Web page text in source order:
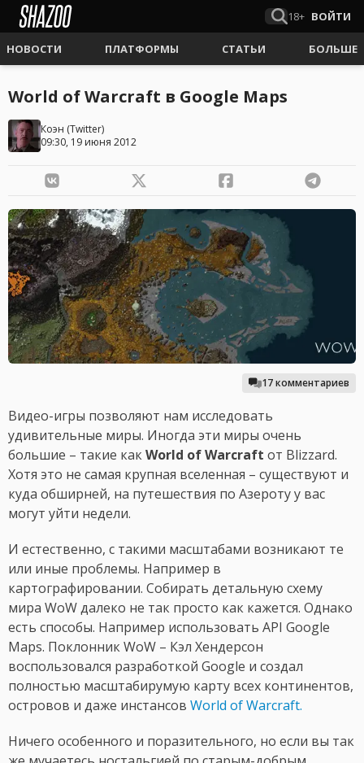
18+ ВОЙТИ
НОВОСТИ ПЛАТФОРМЫ СТАТЬИ БОЛЬШЕ
World of Warcraft в Google Maps
Коэн (Twitter)
09:30, 19 июня 2012
17 комментариев
Видео-игры позволяют нам исследовать
удивительные миры. Иногда эти миры очень
большие – такие какWorld of Warcraft от Blizzard.
Хотя это не самая крупная вселенная – существуют и
куда обширней, на путешествия по Азероту у вас
могут уйти недели.
И естественно, с такими масштабами возникают те
или иные проблемы. Например в
картографировании. Собирать детальную схему
мира WoW далеко не так просто как кажется. Однако
есть способы. Например использовать API Google
Maps. Поклонник WoW – Кэл Хендерсон
воспользовался разработкой Google и создал
полностью масштабирумую карту всех континентов,
островов и даже инстансов World of Warcraft.
Ничего особенного и поразительного, но если вы так